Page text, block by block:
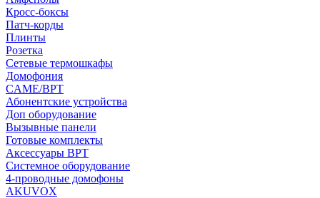
Кросс-боксы
Патч-корды
Плинты
Розетка
Сетевые термошкафы
Домофония
CAME/BPT
Абонентские устройства
Доп оборудование
Вызывные панели
Готовые комплекты
Аксессуары BPT
Системное оборудование
4-проводные домофоны
AKUVOX